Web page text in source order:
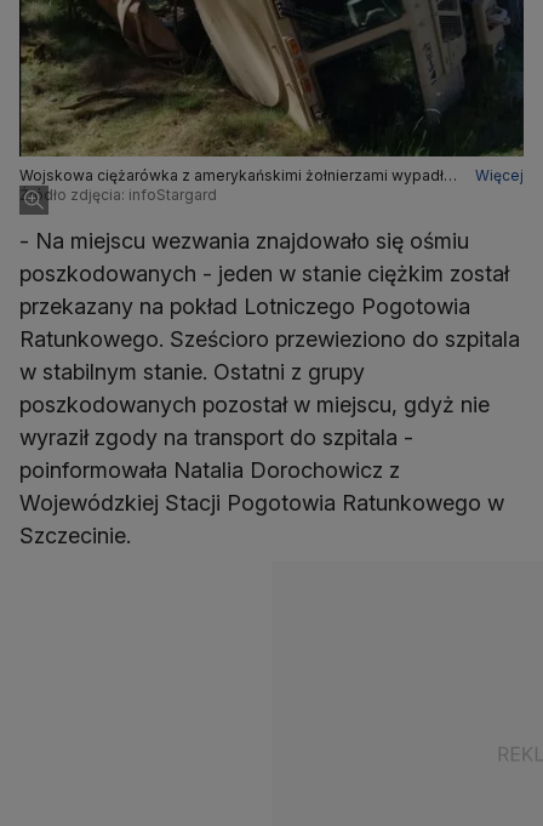
Wojskowa ciężarówka z amerykańskimi żołnierzami wypadła
z drogi pod Ińskiem
Więcej
Źródło zdjęcia: infoStargard
- Na miejscu wezwania znajdowało się ośmiu
poszkodowanych - jeden w stanie ciężkim został
przekazany na pokład Lotniczego Pogotowia
Ratunkowego. Sześcioro przewieziono do szpitala
w stabilnym stanie. Ostatni z grupy
poszkodowanych pozostał w miejscu, gdyż nie
wyraził zgody na transport do szpitala -
poinformowała Natalia Dorochowicz z
Wojewódzkiej Stacji Pogotowia Ratunkowego w
Szczecinie.